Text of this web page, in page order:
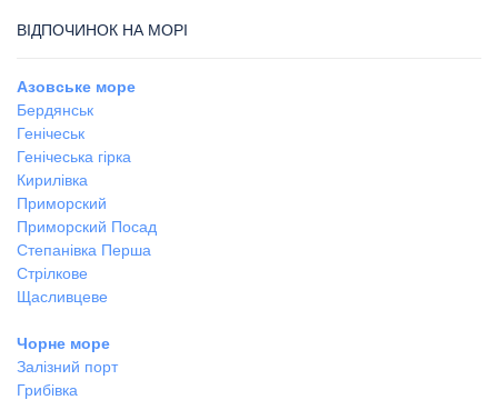
ВІДПОЧИНОК НА МОРІ
Азовське море
Бердянськ
Генічеськ
Генічеська гірка
Кирилівка
Приморский
Приморский Посад
Степанівка Перша
Стрілкове
Щасливцеве
Чорне море
Залізний порт
Грибівка